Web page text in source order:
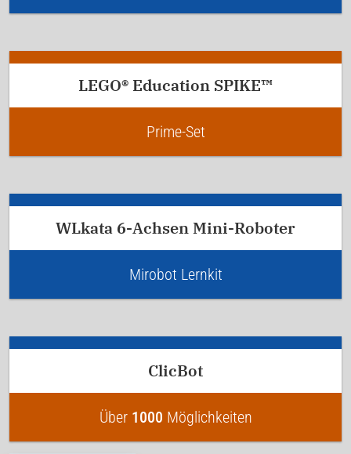
LEGO® Education SPIKE™
Prime-Set
WLkata 6-Achsen Mini-Roboter
Mirobot Lernkit
ClicBot
Über 1000 Möglichkeiten